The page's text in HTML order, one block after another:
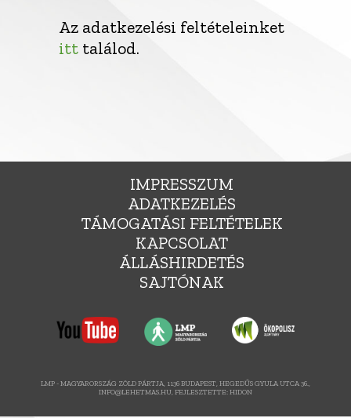
Az adatkezelési feltételeinket
itttalálod.
IMPRESSZUM
ADATKEZELÉS
TÁMOGATÁSI FELTÉTELEK
KAPCSOLAT
ÁLLÁSHIRDETÉS
SAJTÓNAK
LMP - MAGYARORSZÁG ZÖLD PÁRTJA, 1136 BUDAPEST, HEGEDŰS GYULA UTCA 36.,
INFO@LEHETMAS.HU, FEJLESZTETTE:HIDON